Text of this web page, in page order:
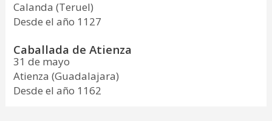
Calanda (Teruel)
Desde el año 1127
Caballada de Atienza
31 de mayo
Atienza (Guadalajara)
Desde el año 1162